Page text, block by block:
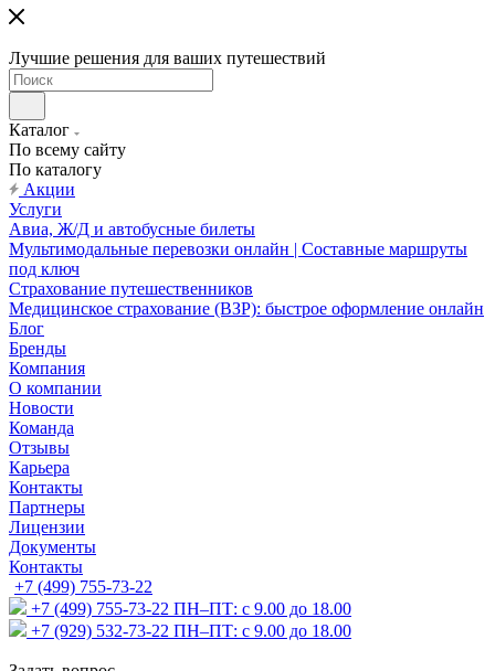
Лучшие решения для ваших путешествий
Каталог
По всему сайту
По каталогу
Акции
Услуги
Авиа, Ж/Д и автобусные билеты
Мультимодальные перевозки онлайн | Составные маршруты
под ключ
Страхование путешественников
Медицинское страхование (ВЗР): быстрое оформление онлайн
Блог
Бренды
Компания
О компании
Новости
Команда
Отзывы
Карьера
Контакты
Партнеры
Лицензии
Документы
Контакты
+7 (499) 755-73-22
+7 (499) 755-73-22 ПН–ПТ: с 9.00 до 18.00
+7 (929) 532-73-22 ПН–ПТ: с 9.00 до 18.00